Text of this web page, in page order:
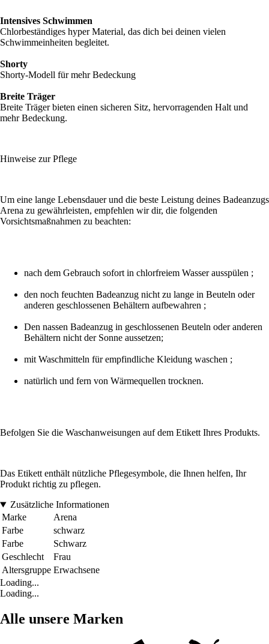
Intensives Schwimmen
Chlorbeständiges hyper Material, das dich bei deinen vielen
Schwimmeinheiten begleitet.
Shorty
Shorty-Modell für mehr Bedeckung
Breite Träger
Breite Träger bieten einen sicheren Sitz, hervorragenden Halt und
mehr Bedeckung.
Hinweise zur Pflege
Um eine lange Lebensdauer und die beste Leistung deines Badeanzugs
Arena zu gewährleisten, empfehlen wir dir, die folgenden
Vorsichtsmaßnahmen zu beachten:
nach dem Gebrauch sofort in chlorfreiem Wasser ausspülen ;
den noch feuchten Badeanzug nicht zu lange in Beuteln oder
anderen geschlossenen Behältern aufbewahren ;
Den nassen Badeanzug in geschlossenen Beuteln oder anderen
Behältern nicht der Sonne aussetzen;
mit Waschmitteln für empfindliche Kleidung waschen ;
natürlich und fern von Wärmequellen trocknen.
Befolgen Sie die Waschanweisungen auf dem Etikett Ihres Produkts.
Das Etikett enthält nützliche Pflegesymbole, die Ihnen helfen, Ihr
Produkt richtig zu pflegen.
Zusätzliche Informationen
Marke
Arena
Farbe
schwarz
Farbe
Schwarz
Geschlecht
Frau
Altersgruppe Erwachsene
Loading...
Loading...
Alle unsere Marken